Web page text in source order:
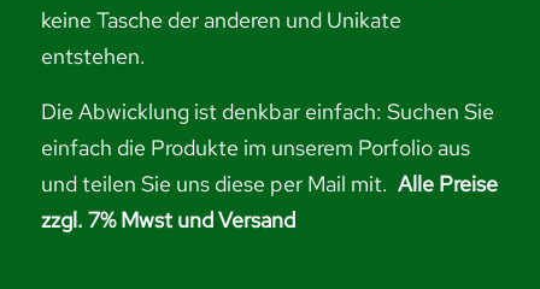
keine Tasche der anderen und Unikate
entstehen.
Die Abwicklung ist denkbar einfach: Suchen Sie
einfach die Produkte im unserem Porfolio aus
undteilen Sie uns diese per Mail mit. Alle Preise
zzgl. 7% Mwst und Versand